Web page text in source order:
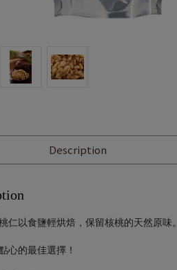
Description
仁以食鹽輕烘焙，保留核桃的天然原味。
心的最佳選擇！